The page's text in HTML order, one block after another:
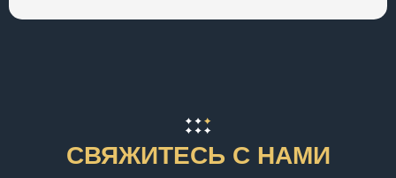
СВЯЖИТЕСЬ С НАМИ